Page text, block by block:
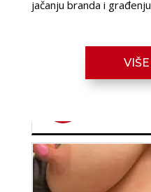
jačanju branda i
TRAŽIM:ljubav, seks,
Razgovaram, nazovi
Broj: 064/